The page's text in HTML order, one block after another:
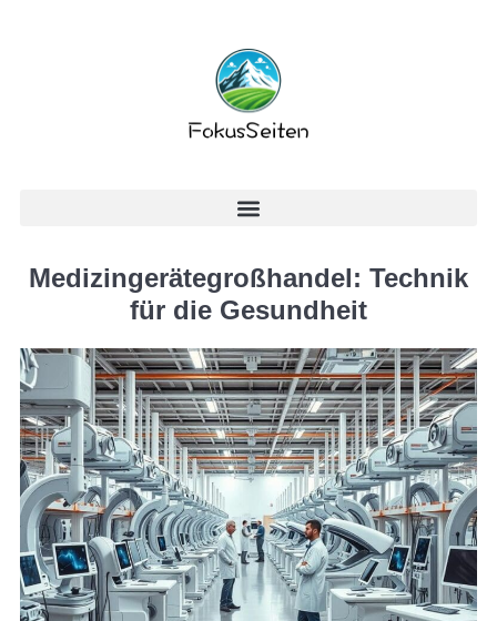
Medizingerätegroßhandel: Technik
für die Gesundheit